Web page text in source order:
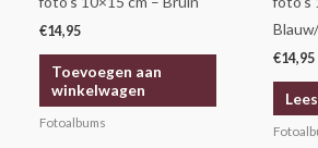
€14,95
Toevoegen aan
winkelwagen
Fotoalbums
€14,95